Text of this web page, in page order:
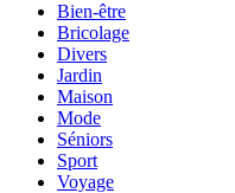
Bien-être
Bricolage
Divers
Jardin
Maison
Mode
Séniors
Sport
Voyage